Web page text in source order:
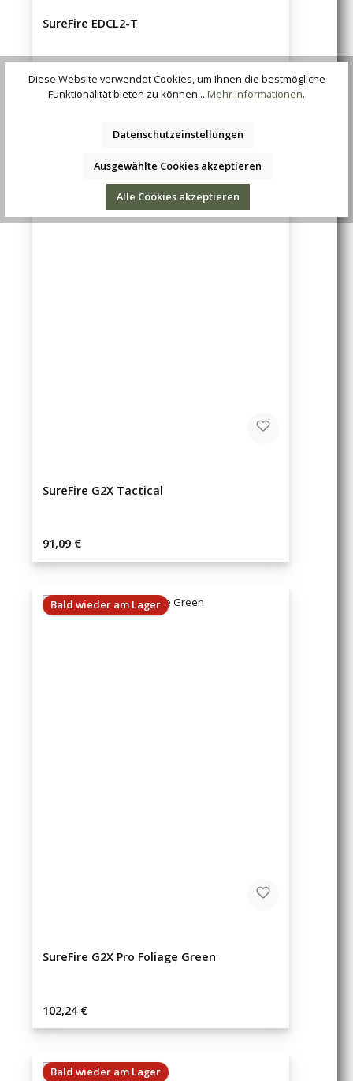
SureFire EDCL2-T
Regulärer Preis:
225,05 €
Bald wieder am Lager
SureFire G2X Tactical
Regulärer Preis:
91,09 €
Bald wieder am Lager
SureFire G2X Pro Foliage Green
Regulärer Preis:
102,24 €
Bald wieder am Lager
Diese Website verwendet Cookies, um Ihnen die bestmögliche
Funktionalität bieten zu können... Mehr Informationen.
Datenschutzeinstellungen
Ausgewählte Cookies akzeptieren
Alle Cookies akzeptieren